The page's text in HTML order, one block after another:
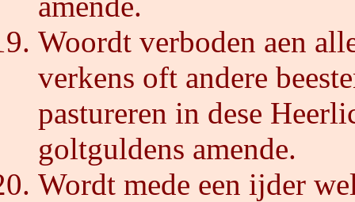
Woordt verboden aen
verkens oft andere
pastureren in dese
goltguldens amende.
Wordt mede een ijder